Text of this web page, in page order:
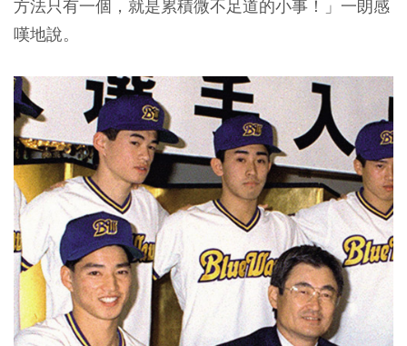
方法只有一個，就是累積微不足道的小事！」一朗感
嘆地說。